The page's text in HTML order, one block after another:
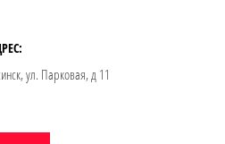
ул. Парковая, д 11